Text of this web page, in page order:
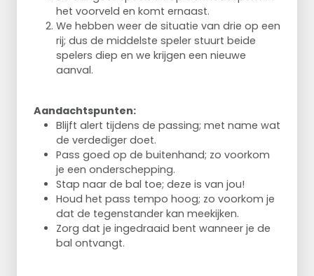
het voorveld en komt ernaast.
We hebben weer de situatie van drie op een
rij; dus de middelste speler stuurt beide
spelers diep en we krijgen een nieuwe
aanval.
Aandachtspunten:
Blijft alert tijdens de passing; met name wat
de verdediger doet.
Pass goed op de buitenhand; zo voorkom
je een onderschepping.
Stap naar de bal toe; deze is van jou!
Houd het pass tempo hoog; zo voorkom je
dat de tegenstander kan meekijken.
Zorg dat je ingedraaid bent wanneer je de
bal ontvangt.